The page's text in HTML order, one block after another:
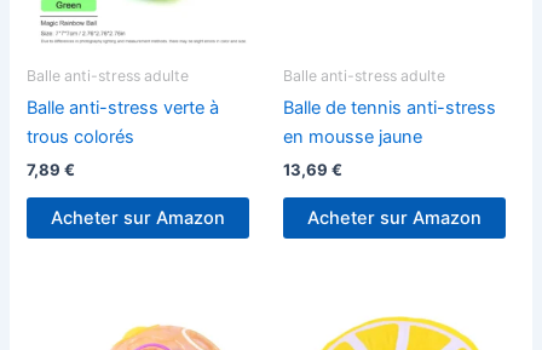
Balle anti-stress adulte
Balle anti-stress verte à
trous colorés
7,89€
Acheter sur Amazon
Balle anti-stress adulte
Balle de tennis anti-stress
en mousse jaune
13,69 €
Acheter sur Amazon